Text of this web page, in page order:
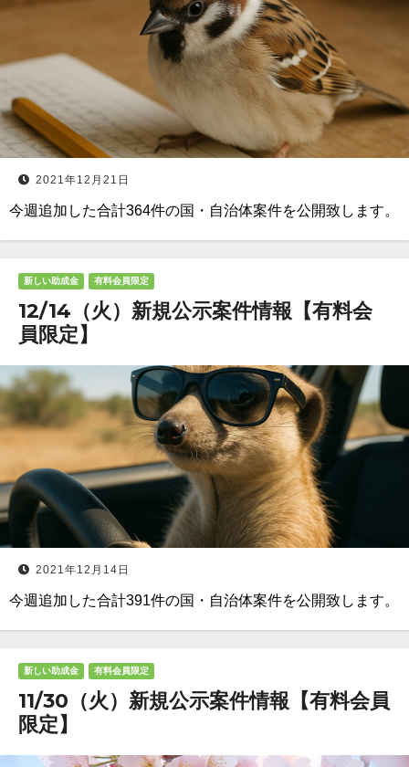
2021年12月21日
今週追加した合計364件の国・自治体案件を公開致します。
新しい助成金 有料会員限定
12/14（火）新規公示案件情報【有料会
員限定】
2021年12月14日
今週追加した合計391件の国・自治体案件を公開致します。
新しい助成金 有料会員限定
11/30（火）新規公示案件情報【有料会員
限定】